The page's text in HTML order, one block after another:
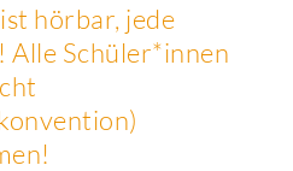
hörbar, jede
Alle Schüler*innen